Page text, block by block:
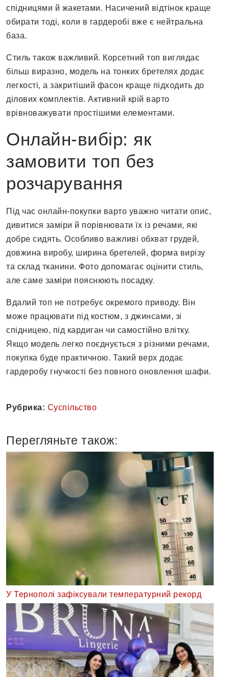
спідницями й жакетами. Насичений відтінок краще
обирати тоді, коли в гардеробі вже є нейтральна
база.
Стиль також важливий. Корсетний топ виглядає
більш виразно, модель на тонких бретелях додає
легкості, а закритіший фасон краще підходить до
ділових комплектів. Активний крій варто
врівноважувати простішими елементами.
Онлайн-вибір: як
замовити топ без
розчарування
Під час онлайн-покупки варто уважно читати опис,
дивитися заміри й порівнювати їх із речами, які
добре сидять. Особливо важливі обхват грудей,
довжина виробу, ширина бретелей, форма вирізу
та склад тканини. Фото допомагає оцінити стиль,
але саме заміри пояснюють посадку.
Вдалий топ не потребує окремого приводу. Він
може працювати під костюм, з джинсами, зі
спідницею, під кардиган чи самостійно влітку.
Якщо модель легко поєднується з різними речами,
покупка буде практичною. Такий верх додає
гардеробу гнучкості без повного оновлення шафи.
Рубрика: Суспільство
Перегляньте також:
У Тернополі зафіксували температурний рекорд